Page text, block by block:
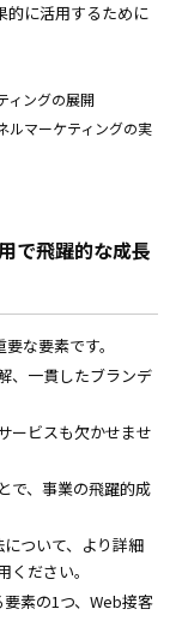
的に活用するために
ィングの展開
ルマーケティングの実
で飛躍的な成長
な要素です。
、一貫したブランデ
ービスも欠かせませ
で、事業の飛躍的成
ついて、より詳細
ください。
素の1つ、Web接客